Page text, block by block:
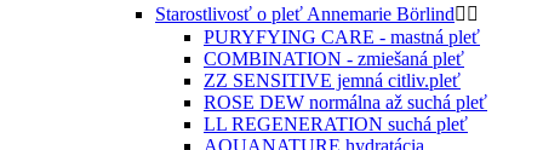
Starostlivosť o pleť Annemarie Börlind 
PURYFYING CARE - mastná pleť
COMBINATION - zmiešaná pleť
ZZ SENSITIVE jemná citliv.pleť
ROSE DEW normálna až suchá pleť
LL REGENERATION suchá pleť
AQUANATURE hydratácia